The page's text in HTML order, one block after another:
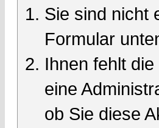
Sie sind nicht
Formular
Ihnen fehlt
eine
ob Sie diese